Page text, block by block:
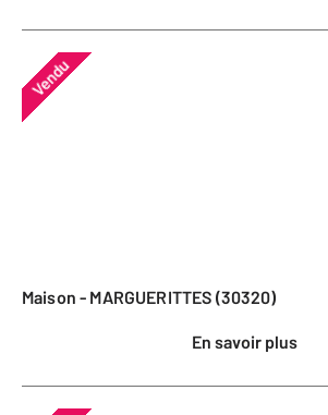
Vendu
Maison - MARGUERITTES (30320)
En savoir plus